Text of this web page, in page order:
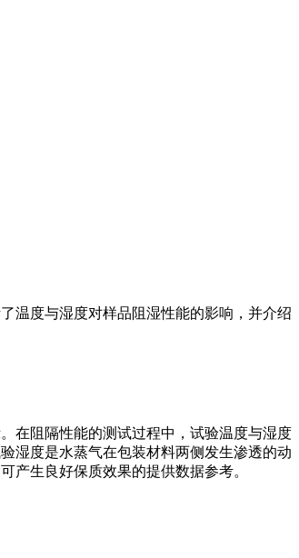
温度与湿度对样品阻湿性能的影响，并介绍
在阻隔性能的测试过程中，试验温度与湿度
湿度是水蒸气在包装材料两侧发生渗透的动
产生良好保质效果的提供数据参考。